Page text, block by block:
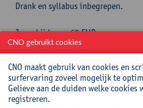
Drank en syllabus inbegrepen.
Jouw bijdrage: 69 EUR.
Inlichtingen bij: Reinhilde
Datum Beginuur Einduur
donderdag
CNO gebruikt cookies
CNO maakt gebruik van cookies en
surfervaring zoveel mogelijk te
Gelieve aan de duiden welke cookies
registreren.